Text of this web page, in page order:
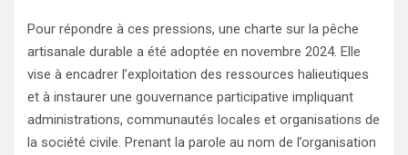
Pour répondre à ces pressions, une charte sur la pêche
artisanale durable a été adoptée en novembre 2024. Elle
vise à encadrer l’exploitation des ressources halieutiques
et à instaurer une gouvernance participative impliquant
administrations, communautés locales et organisations de
la société civile. Prenant la parole au nom de l’organisation